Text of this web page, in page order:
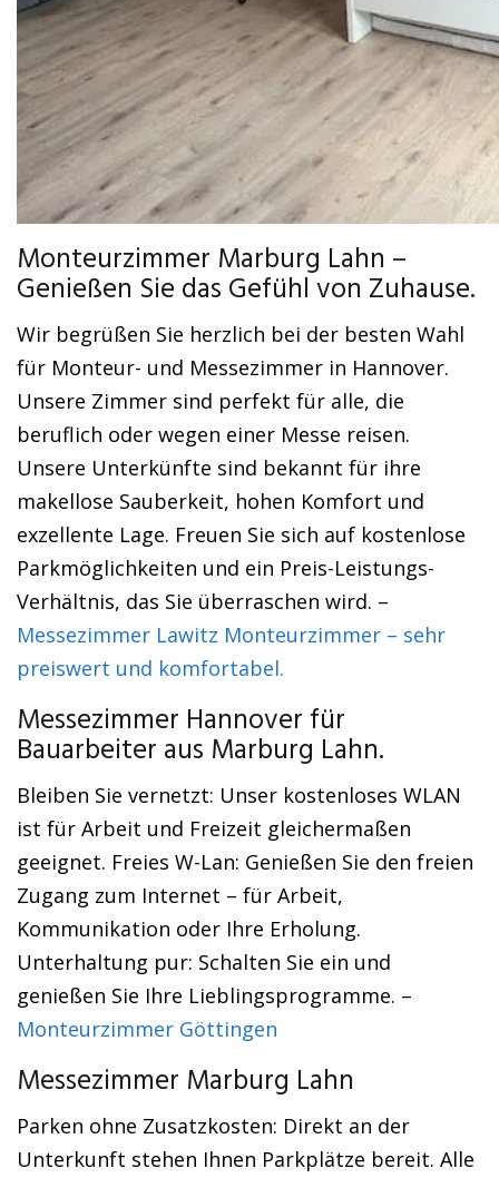
Monteurzimmer Marburg Lahn –
Genießen Sie das Gefühl von Zuhause.
Wir begrüßen Sie herzlich bei der besten Wahl
für Monteur- und Messezimmer in Hannover.
Unsere Zimmer sind perfekt für alle, die
beruflich oder wegen einer Messe reisen.
Unsere Unterkünfte sind bekannt für ihre
makellose Sauberkeit, hohen Komfort und
exzellente Lage. Freuen Sie sich auf kostenlose
Parkmöglichkeiten und ein Preis-Leistungs-
Verhältnis, das Sie überraschen wird. –
Messezimmer Lawitz Monteurzimmer – sehr
preiswert und komfortabel.
Messezimmer Hannover für
Bauarbeiter aus Marburg Lahn.
Bleiben Sie vernetzt: Unser kostenloses WLAN
ist für Arbeit und Freizeit gleichermaßen
geeignet. Freies W-Lan: Genießen Sie den freien
Zugang zum Internet – für Arbeit,
Kommunikation oder Ihre Erholung.
Unterhaltung pur: Schalten Sie ein und
genießen Sie Ihre Lieblingsprogramme. –
Monteurzimmer Göttingen
Messezimmer Marburg Lahn
Parken ohne Zusatzkosten: Direkt an der
Unterkunft stehen Ihnen Parkplätze bereit. Alle